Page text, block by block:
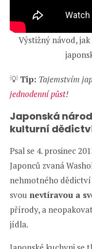
Výstižný návod,
💡 Tip: Tajemstvím
jednodenní půst!
Japonská
kulturní dědictví
Psal se 4. prosinec
Japonců zvaná
nehmotného dědictví
svou nevtíravou a
přírody, a
jídla.